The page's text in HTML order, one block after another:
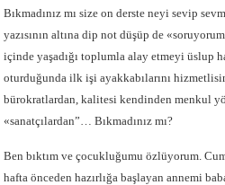
Bıkmadınız mı size on derste neyi sevip
yazısının altına dip not düşüp de
içinde yaşadığı toplumla alay etmeyi üslup
oturduğunda ilk işi ayakkabılarını
bürokratlardan, kalitesi kendinden menkul
«sanatçılardan”… Bıkmadınız mı?
Ben bıktım ve çocukluğumu özlüyorum.
hafta önceden hazırlığa başlayan annemi